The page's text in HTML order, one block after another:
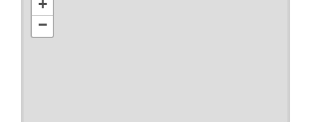
posibilidades reales de optimización del espacio.
+
−